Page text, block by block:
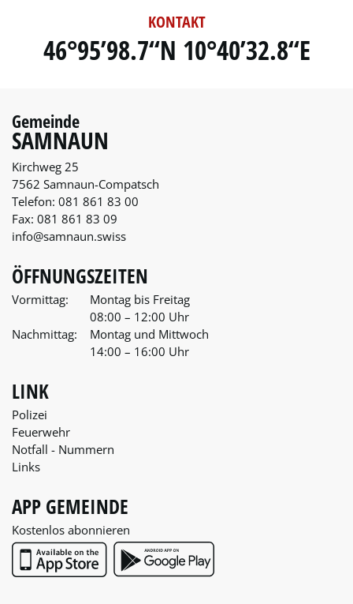
46°95’98.7“N 10°40’32.8“E
KONTAKT
Gemeinde
SAMNAUN
Kirchweg 25
7562 Samnaun-Compatsch
Telefon: 081 861 83 00
Fax: 081 861 83 09
info@samnaun.swiss
ÖFFNUNGSZEITEN
Vormittag:
Montag bis Freitag
08:00 – 12:00 Uhr
Nachmittag:
Montag und Mittwoch
14:00 – 16:00 Uhr
LINK
Polizei
Feuerwehr
Notfall - Nummern
Links
APP GEMEINDE
Kostenlos abonnieren
App Store Google Play